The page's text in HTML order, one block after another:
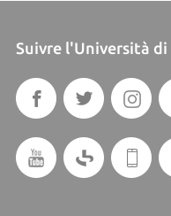
Suivre l'Università di